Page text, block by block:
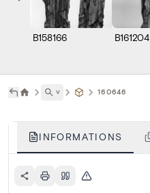
B158166 B161204
˅ 160646
INFORMATIONS